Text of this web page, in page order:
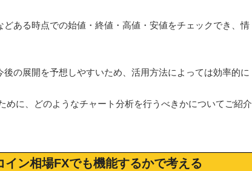
ある時点での始値・終値・高値・安値をチェックでき、情
の展開を予想しやすいため、活用方法によっては効率的に
めに、どのようなチャート分析を行うべきかについてご紹介
イン相場FXでも機能するかで考える